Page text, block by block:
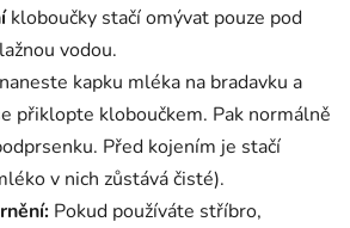
kloboučky stačí omývat pouze pod
vodou.
kapku mléka na bradavku a
přiklopte kloboučkem. Pak normálně
Před kojením je stačí
v nich zůstává čisté).
Pokud používáte stříbro,